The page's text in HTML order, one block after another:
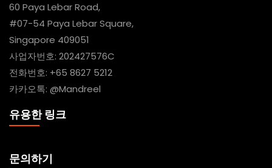
60 Paya Lebar Road,
#07-54 Paya Lebar Square,
Singapore 409051
사업자번호: 202427576C
전화번호: +65 8627 5212
카카오톡: @Mandreel
유용한 링크
문의하기